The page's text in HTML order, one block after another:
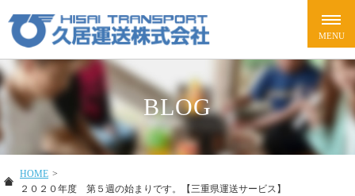
BLOG
HOME >
２０２０年度 第５週の始まりです。【三重県運送サービス】